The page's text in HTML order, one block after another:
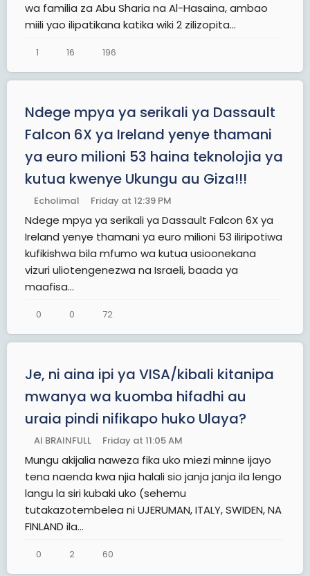
wa familia za Abu Sharia na Al-Hasaina, ambao
miili yao ilipatikana katika wiki 2 zilizopita...
1 16 196
Ndege mpya ya serikali ya Dassault
Falcon 6X ya Ireland yenye thamani
ya euro milioni 53 haina teknolojia ya
kutua kwenye Ukungu au Giza!!!
Echolima1 Friday at 12:39 PM
Ndege mpya ya serikali ya Dassault Falcon 6X ya
Ireland yenye thamani ya euro milioni 53 iliripotiwa
kufikishwa bila mfumo wa kutua usioonekana
vizuri uliotengenezwa na Israeli, baada ya
maafisa...
0 0 72
Je, ni aina ipi ya VISA/kibali kitanipa
mwanya wa kuomba hifadhi au
uraia pindi nifikapo huko Ulaya?
AI BRAINFULL Friday at 11:05 AM
Mungu akijalia naweza fika uko miezi minne ijayo
tena naenda kwa njia halali sio janja janja ila lengo
langu la siri kubaki uko (sehemu
tutakazotembelea ni UJERUMAN, ITALY, SWIDEN, NA
FINLAND ila...
0 2 60